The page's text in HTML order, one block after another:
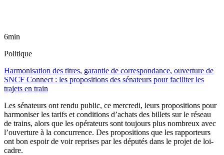
6min
Politique
Harmonisation des titres, garantie de correspondance, ouverture de
SNCF Connect : les propositions des sénateurs pour faciliter les
trajets en train
Les sénateurs ont rendu public, ce mercredi, leurs propositions pour
harmoniser les tarifs et conditions d’achats des billets sur le réseau
de trains, alors que les opérateurs sont toujours plus nombreux avec
l’ouverture à la concurrence. Des propositions que les rapporteurs
ont bon espoir de voir reprises par les députés dans le projet de loi-
cadre.